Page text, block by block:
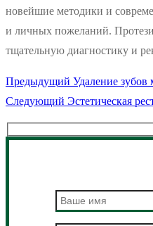
новейшие методики и
и личных пожеланий.
тщательную диагностику и
Навигация
записям
Предыдущий Предыдущая
запись:
Удаление зубов
Следующий Следующая
запись:
Эстетическая